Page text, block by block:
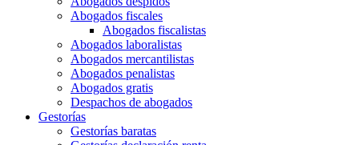
Abogados fiscales
Abogados fiscalistas
Abogados laboralistas
Abogados mercantilistas
Abogados penalistas
Abogados gratis
Despachos de abogados
Gestorías
Gestorías baratas